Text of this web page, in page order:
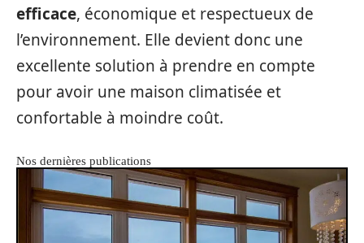
efficace, économique et respectueux de
l’environnement. Elle devient donc une
excellente solution à prendre en compte
pour avoir une maison climatisée et
confortable à moindre coût.
Nos dernières publications